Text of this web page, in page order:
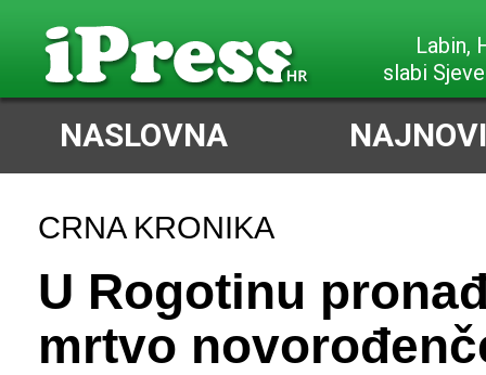
Labin,
slabi
NASLOVNA
CRNA KRONIKA
U Rogotinu
mrtvo